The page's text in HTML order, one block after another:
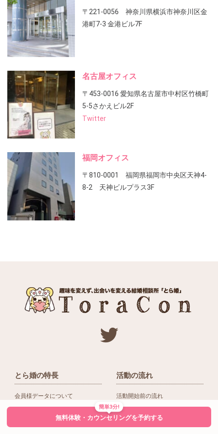
〒221-0056 神奈川県横浜市神奈川区金
港町7-3 金港ビル7F
名古屋オフィス
〒453-0016 愛知県名古屋市中村区竹橋町
5-5さかえビル2F
Twitter
福岡オフィス
〒810-0001 福岡県福岡市中央区天神4-
8-2 天神ビルプラス3F
とら婚の特長
会員様データについて
活動の流れ
活動開始前の流れ
入会後の活動の流れ
簡単3分!
無料体験・カウンセリングを予約する